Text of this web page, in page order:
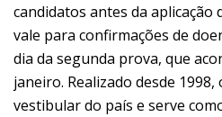
candidatos antes da aplicação
vale para confirmações de
dia da segunda prova, que
janeiro. Realizado desde
vestibular do país e serve